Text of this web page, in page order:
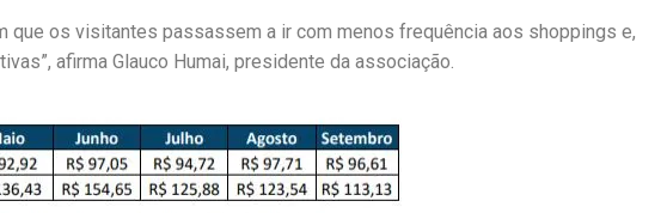
que os visitantes passassem a ir com menos frequência aos shoppings e,
afirma Glauco Humai, presidente da associação.